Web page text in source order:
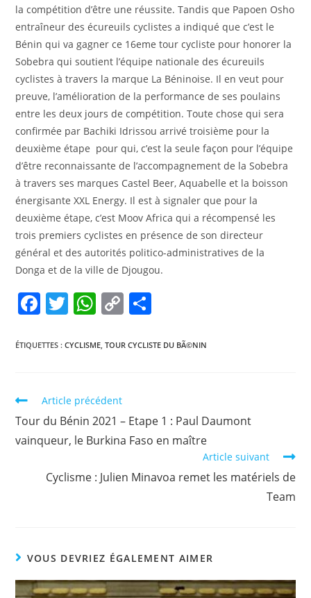
la compétition d’être une réussite. Tandis que Papoen Osho
entraîneur des écureuils cyclistes a indiqué que c’est le
Bénin qui va gagner ce 16eme tour cycliste pour honorer la
Sobebra qui soutient l’équipe nationale des écureuils
cyclistes à travers la marque La Béninoise. Il en veut pour
preuve, l’amélioration de la performance de ses poulains
entre les deux jours de compétition. Toute chose qui sera
confirmée par Bachiki Idrissou arrivé troisième pour la
deuxième étape pour qui, c’est la seule façon pour l’équipe
d’être reconnaissante de l’accompagnement de la Sobebra
à travers ses marques Castel Beer, Aquabelle et la boisson
énergisante XXL Energy. Il est à signaler que pour la
deuxième étape, c’est Moov Africa qui a récompensé les
trois premiers cyclistes en présence de son directeur
général et des autorités politico-administratives de la
Donga et de la ville de Djougou.
F
c
b
o
o
T
itt
W
at
A
p
p
C
p
n
k
ta
ÉTIQUETTES :CYCLISME TOUR CYCLISTE DU BÃ©NIN
Article précédent
Tour du Bénin 2021 – Etape 1 : Paul Daumont
vainqueur, le Burkina Faso en maître
Article suivant
Cyclisme : Julien Minavoa remet les matériels de
Team
VOUS DEVRIEZ ÉGALEMENT AIMER